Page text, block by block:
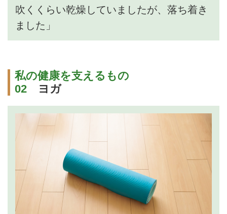
吹くくらい乾燥していましたが、落ち着き
ました」
私の健康を支えるもの
02ヨガ